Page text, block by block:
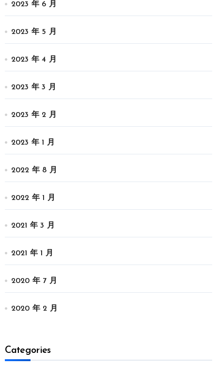
2023 年 6 月
2023 年 5 月
2023 年 4 月
2023 年 3 月
2023 年 2 月
2023 年 1 月
2022 年 8 月
2022 年 1 月
2021 年 3 月
2021 年 1 月
2020 年 7 月
2020 年 2 月
Categories